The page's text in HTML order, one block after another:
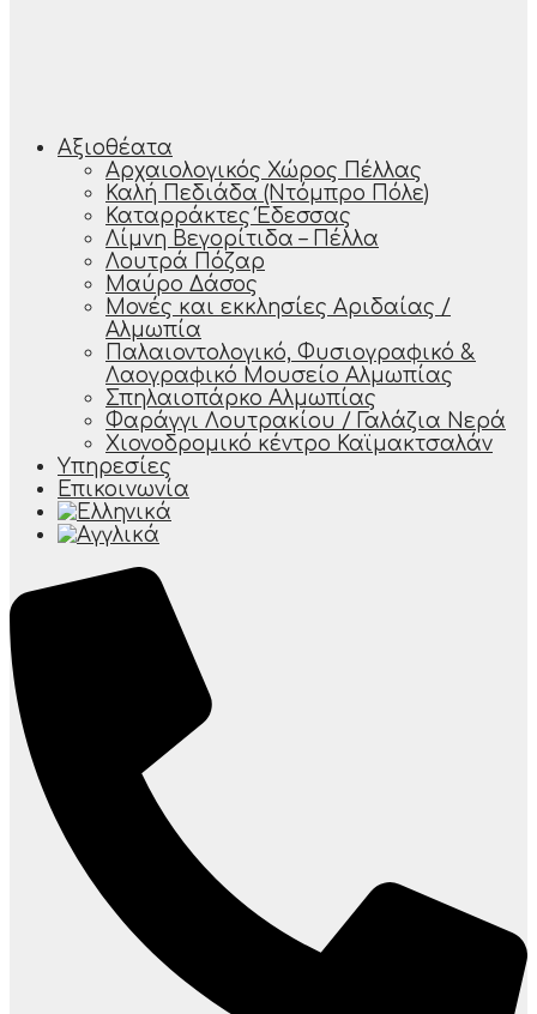
Αξιοθέατα
Αρχαιολογικός Χώρος Πέλλας
Καλή Πεδιάδα (Ντόμπρο Πόλε)
Καταρράκτες Έδεσσας
Λίμνη Βεγορίτιδα – Πέλλα
Λουτρά Πόζαρ
Μαύρο Δάσος
Μονές και εκκλησίες Αριδαίας /
Αλμωπία
Παλαιοντολογικό, Φυσιογραφικό &
Λαογραφικό Μουσείο Αλμωπίας
Σπηλαιοπάρκο Αλμωπίας
Φαράγγι Λουτρακίου / Γαλάζια Νερά
Χιονοδρομικό κέντρο Καϊμακτσαλάν
Υπηρεσίες
Επικοινωνία